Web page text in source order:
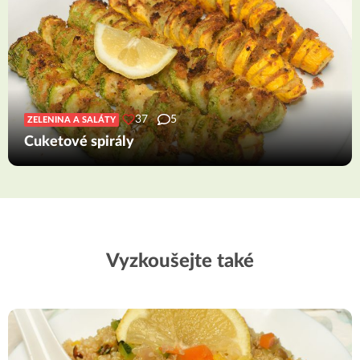
ZELENINA A SALÁTY 37 5
Cuketové spirály
Vyzkoušejte také